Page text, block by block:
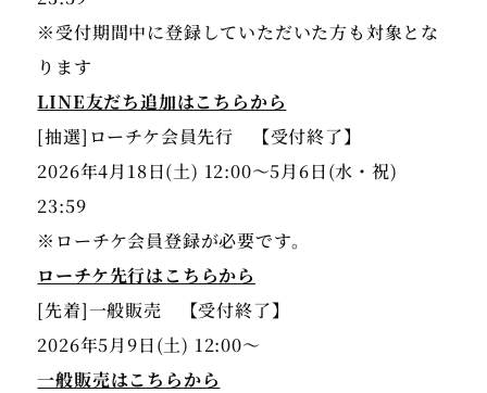
※受付期間中に登録していただいた方も対象とな
LINE友だち追加はこちらから
[抽選]ローチケ会員先行 【受付終了】
2026年4月18日(土) 12:00〜5月6日(水・祝)
23:59
ローチケ先行はこちらから
[先着]一般販売 【受付終了】
一般販売はこちらから